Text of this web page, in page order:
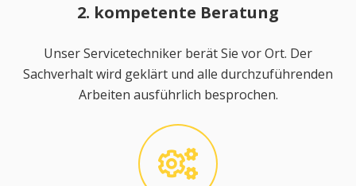
2. kompetente Beratung
Unser Servicetechniker berät Sie vor Ort. Der
Sachverhalt wird geklärt und alle durchzuführenden
Arbeiten ausführlich besprochen.